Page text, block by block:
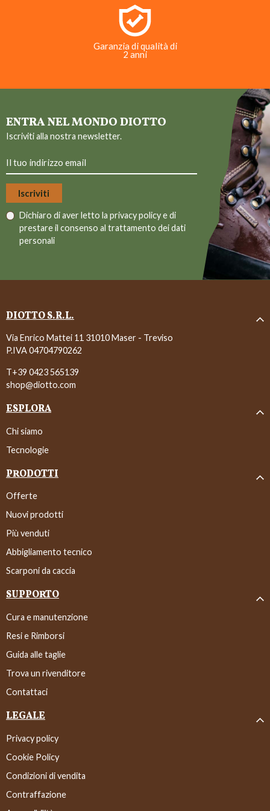
Garanzia di qualità di
2 anni
ENTRA NEL MONDO DIOTTO
Iscriviti alla nostra newsletter.
Dichiaro di aver letto la privacy policye di
prestare il consenso al trattamento dei dati
personali
DIOTTO S.R.L.
Via Enrico Mattei 11 31010 Maser - Treviso
P.IVA 04704790262
T+39 0423 565139
shop@diotto.com
ESPLORA
Chi siamo
Tecnologie
PRODOTTI
Offerte
Nuovi prodotti
Più venduti
Abbigliamento tecnico
Scarponi da caccia
SUPPORTO
Cura e manutenzione
Resi e Rimborsi
Guida alle taglie
Trova un rivenditore
Contattaci
LEGALE
Privacy policy
Cookie Policy
Condizioni di vendita
Contraffazione